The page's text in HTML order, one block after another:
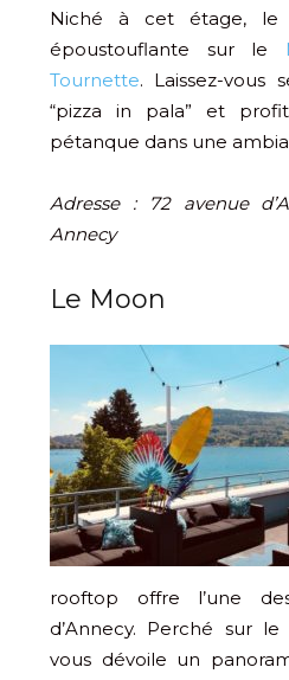
Niché à cet étage, le
époustouflante sur le
Tournette. Laissez-vous
“pizza in pala” et
pétanque dans une
Adresse: 72 avenue
Annecy
Le Moon
rooftop offre l’une
d’Annecy. Perché sur
vous dévoile un